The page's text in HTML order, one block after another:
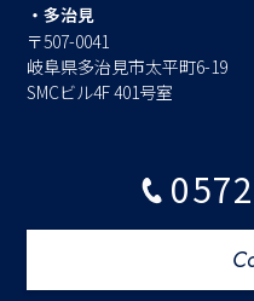
・多治見
〒507-0041
岐阜県多治見市太平町6-19
SMCビル4F 401号室